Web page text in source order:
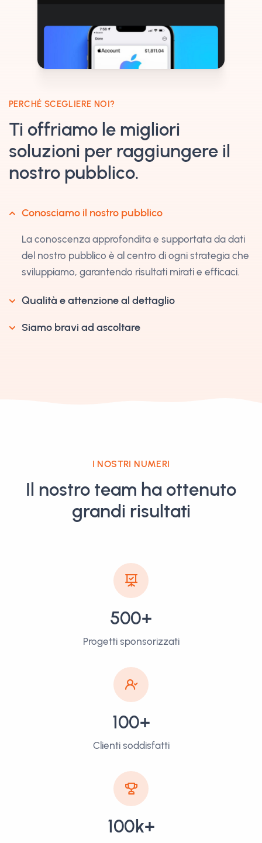
PERCHÉ SCEGLIERE NOI?
Ti offriamo le migliori
soluzioni per raggiungere il
nostro pubblico.
Conosciamo il nostro pubblico
La conoscenza approfondita e supportata da dati
del nostro pubblico è al centro di ogni strategia che
sviluppiamo, garantendo risultati mirati e efficaci.
Qualità e attenzione al dettaglio
Siamo bravi ad ascoltare
I NOSTRI NUMERI
Il nostro team ha ottenuto
grandi risultati
500+
Progetti sponsorizzati
100+
Clienti soddisfatti
100k+